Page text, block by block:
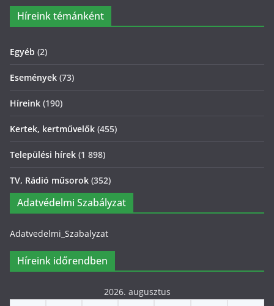
Híreink témánként
Egyéb (2)
Események (73)
Híreink (190)
Kertek, kertművelők (455)
Települési hírek (1 898)
TV, Rádió műsorok (352)
Adatvédelmi Szabályzat
Adatvedelmi_Szabalyzat
Híreink időrendben
2026. augusztus